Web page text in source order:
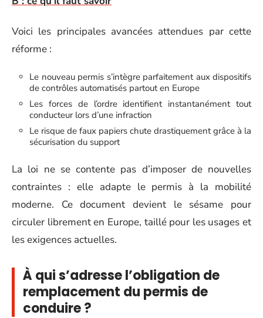
Voici les principales avancées attendues par cette
réforme :
Le nouveau permis s’intègre parfaitement aux dispositifs
de contrôles automatisés partout en Europe
Les forces de l’ordre identifient instantanément tout
conducteur lors d’une infraction
Le risque de faux papiers chute drastiquement grâce à la
sécurisation du support
La loi ne se contente pas d’imposer de nouvelles
contraintes : elle adapte le permis à la mobilité
moderne. Ce document devient le sésame pour
circuler librement en Europe, taillé pour les usages et
les exigences actuelles.
À qui s’adresse l’obligation de
remplacement du permis de
conduire ?